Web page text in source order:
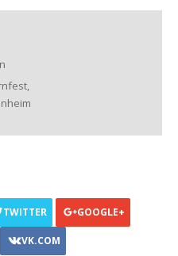
,
TWITTER GOOGLE+
VK.COM